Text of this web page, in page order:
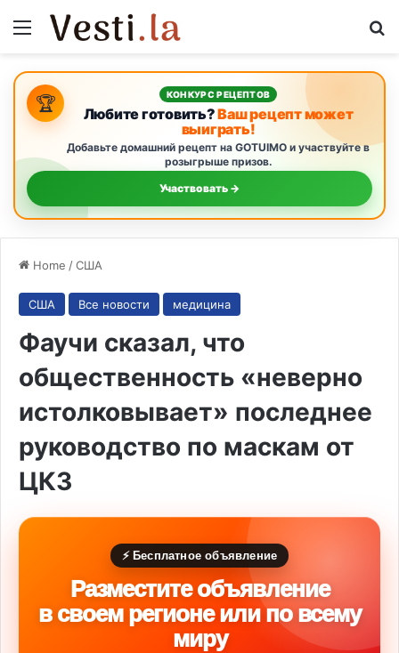
Menu
🏆 КОНКУРС РЕЦЕПТОВ
Любите готовить?Ваш рецепт может
выиграть!
Добавьте домашний рецепт на GOTUIMO и участвуйте в
розыгрыше призов.
Участвовать →
Home /США
США Все новости медицина
Фаучи сказал, что
общественность «неверно
истолковывает» последнее
руководство по маскам от
ЦКЗ
⚡ Бесплатное объявление
Разместите объявление
в своем регионе или по всему
миру